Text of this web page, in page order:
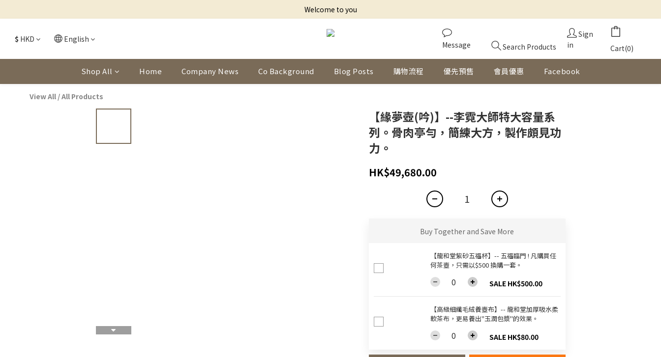
Welcome to you
$ HKD English
Message Search Products
Sign
in
Cart(0)
Shop All Home Company News Co Background Blog Posts 購物流程 優先預售 會員優惠 Facebook
View All /All Products
【緣夢壺(吟)】--李霓大師特大容量系
列。骨肉亭勻，簡練大方，製作頗見功
力。
HK$49,680.00
Buy Together and Save More
【龍和堂紫砂五福杯‬】-- 五福臨門 ! 凡購買任
何茶壺，只需以$500 換購一套。
SALE HK$500.00
【高級細纖毛絨養壺布】-- 龍和堂加厚吸水柔
軟茶布，更易養出"玉潤包漿"的效果。
SALE HK$80.00